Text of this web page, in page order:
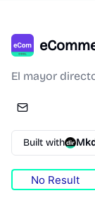
El mayor
Built with
No Result